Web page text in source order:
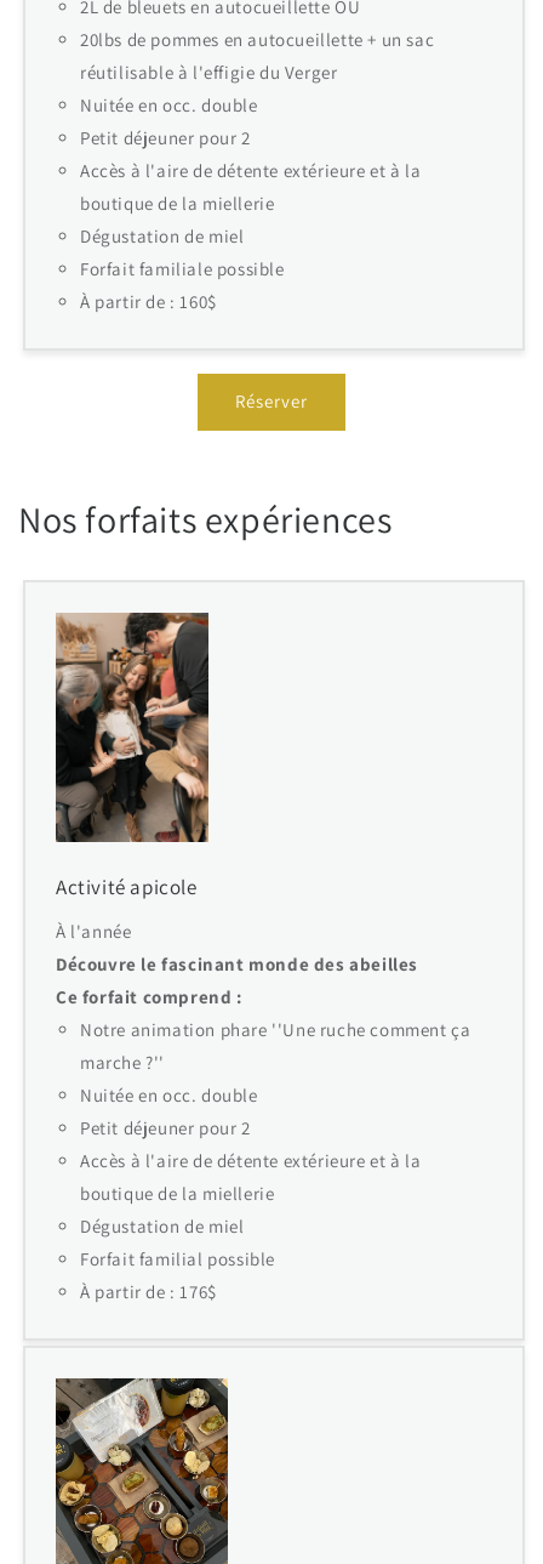
2L de bleuets en autocueillette OU
20lbs de pommes en autocueillette + un sac
réutilisable à l'effigie du Verger
Nuitée en occ. double
Petit déjeuner pour 2
Accès à l'aire de détente extérieure et à la
boutique de la miellerie
Dégustation de miel
Forfait familiale possible
À partir de : 160$
Réserver
Nos forfaits expériences
Activité apicole
À l'année
Découvre le fascinant monde des abeilles
Ce forfait comprend :
Notre animation phare ''Une ruche comment ça
marche ?''
Nuitée en occ. double
Petit déjeuner pour 2
Accès à l'aire de détente extérieure et à la
boutique de la miellerie
Dégustation de miel
Forfait familial possible
À partir de : 176$